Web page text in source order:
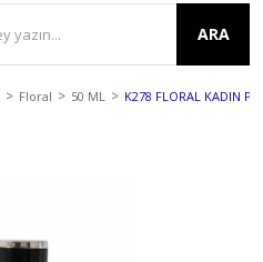
ARA
Floral 50 ML K278 FLORAL KADIN